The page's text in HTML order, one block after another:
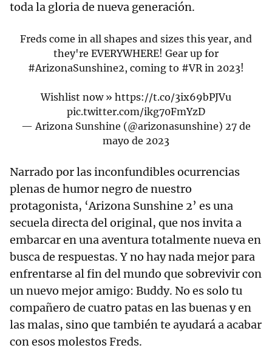
toda la gloria de nueva generación.
Freds come in all shapes and sizes this year, and
they're EVERYWHERE! Gear up for
#ArizonaSunshine2, coming to #VRin 2023!
Wishlist now » https://t.co/3ix69bPJVu
pic.twitter.com/ikg70FmYzD
— Arizona Sunshine (@arizonasunshine) 27 de
mayo de 2023
Narrado por las inconfundibles ocurrencias
plenas de humor negro de nuestro
protagonista, ‘Arizona Sunshine 2’ es una
secuela directa del original, que nos invita a
embarcar en una aventura totalmente nueva en
busca de respuestas. Y no hay nada mejor para
enfrentarse al fin del mundo que sobrevivir con
un nuevo mejor amigo: Buddy. No es solo tu
compañero de cuatro patas en las buenas y en
las malas, sino que también te ayudará a acabar
con esos molestos Freds.